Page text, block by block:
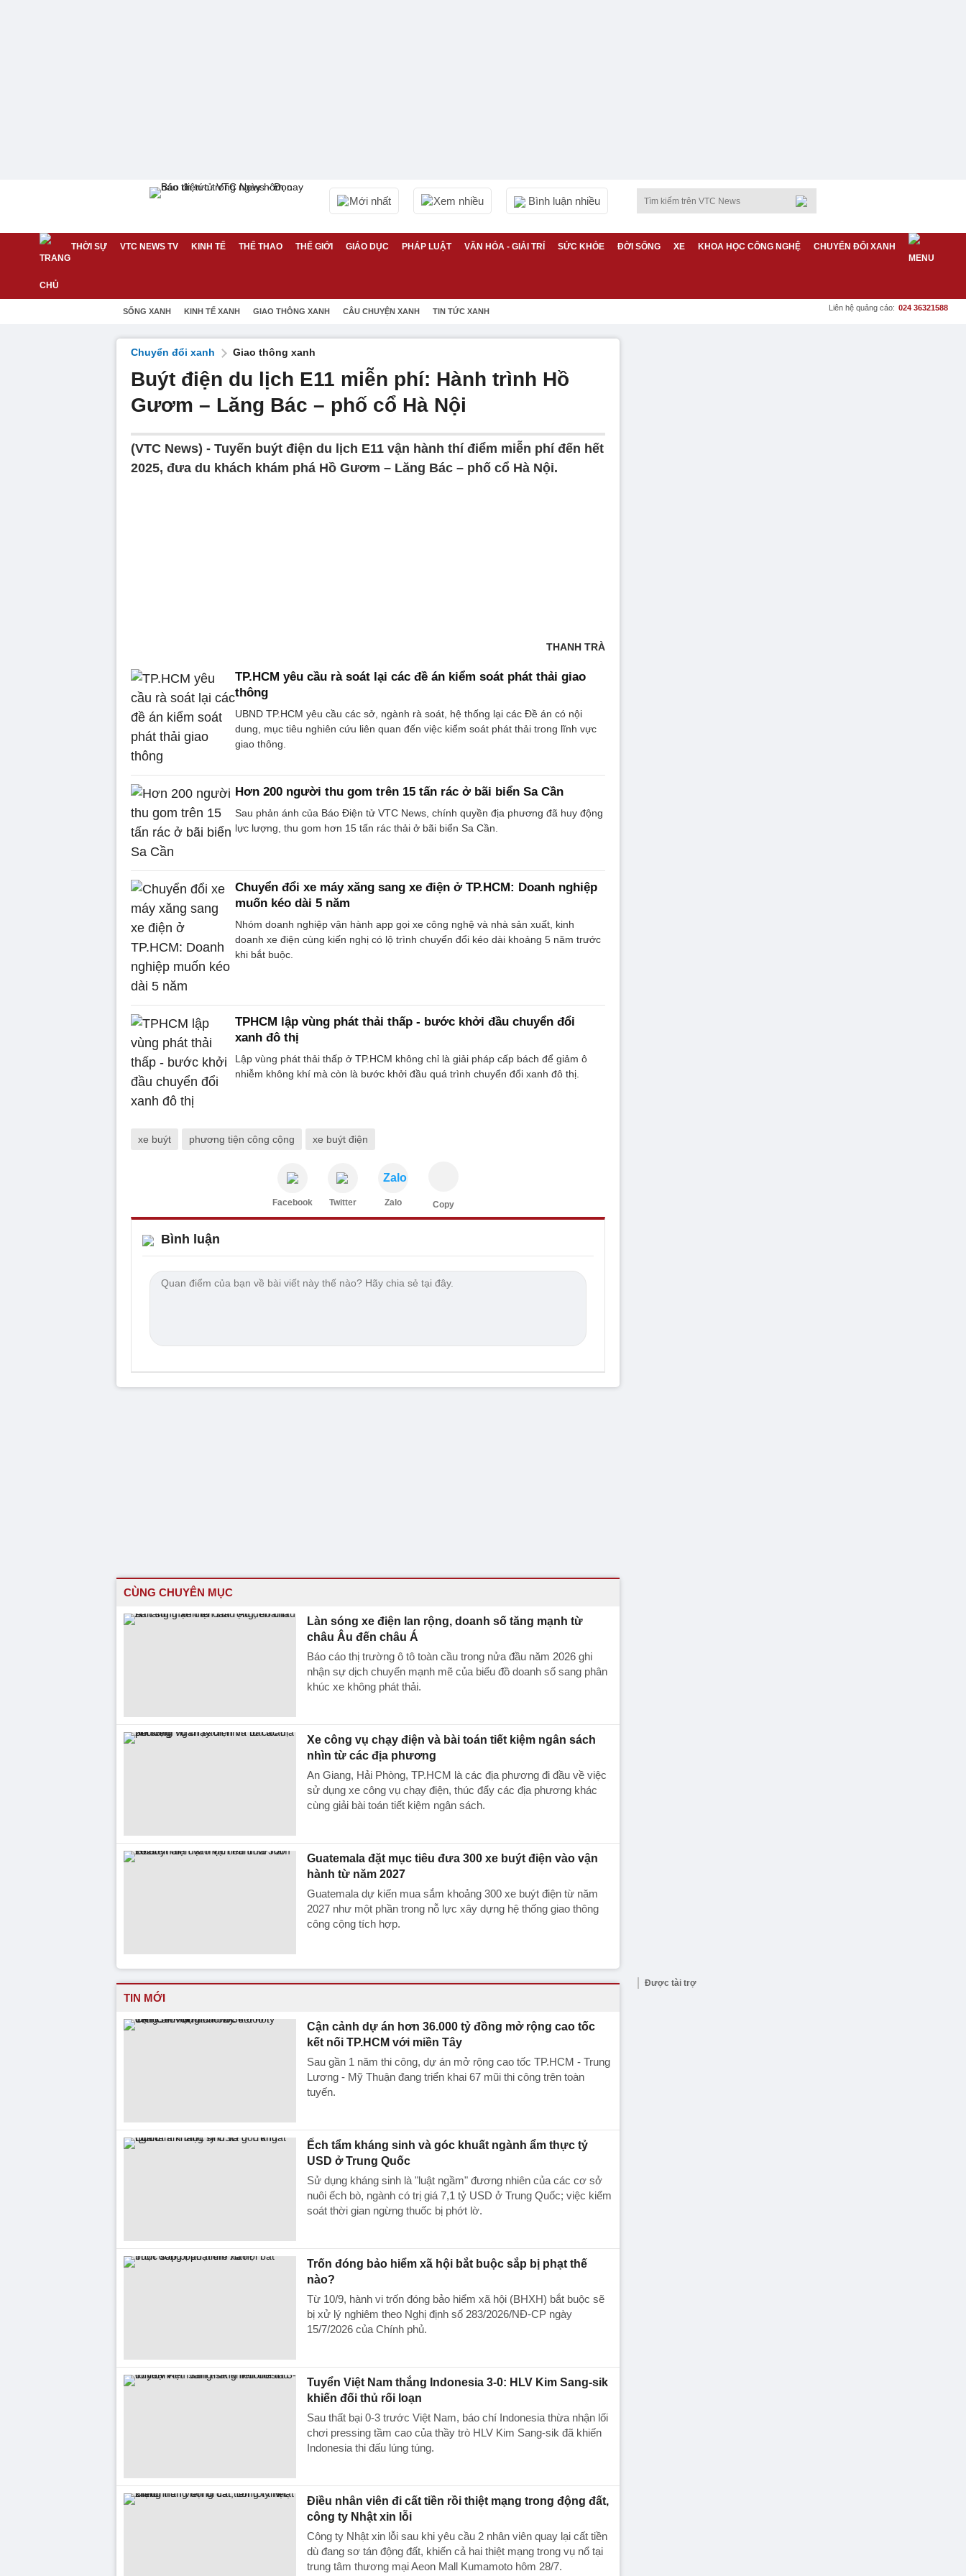
Mới nhất Xem nhiều Bình luận nhiều
THỜI SỰ VTC NEWS TV KINH TẾ THỂ THAO THẾ GIỚI GIÁO DỤC PHÁP LUẬT VĂN HÓA - GIẢI TRÍ SỨC KHỎE ĐỜI SỐNG XE KHOA HỌC CÔNG NGHỆ CHUYỂN ĐỔI XANH
SỐNG XANH KINH TẾ XANH GIAO THÔNG XANH CÂU CHUYỆN XANH TIN TỨC XANH Liên hệ quảng cáo: 024 36321588
Chuyển đổi xanh Giao thông xanh
Buýt điện du lịch E11 miễn phí: Hành trình Hồ
Gươm – Lăng Bác – phố cổ Hà Nội
(VTC News) - Tuyến buýt điện du lịch E11 vận hành thí điểm miễn phí đến hết
2025, đưa du khách khám phá Hồ Gươm – Lăng Bác – phố cổ Hà Nội.
THANH TRÀ
TP.HCM yêu cầu rà soát lại các đề án kiểm soát phát thải giao
thông
UBND TP.HCM yêu cầu các sở, ngành rà soát, hệ thống lại các Đề án có nội
dung, mục tiêu nghiên cứu liên quan đến việc kiểm soát phát thải trong lĩnh vực
giao thông.
Hơn 200 người thu gom trên 15 tấn rác ở bãi biển Sa Cần
Sau phản ánh của Báo Điện tử VTC News, chính quyền địa phương đã huy động
lực lượng, thu gom hơn 15 tấn rác thải ở bãi biển Sa Cần.
Chuyển đổi xe máy xăng sang xe điện ở TP.HCM: Doanh nghiệp
muốn kéo dài 5 năm
Nhóm doanh nghiệp vận hành app gọi xe công nghệ và nhà sản xuất, kinh
doanh xe điện cùng kiến nghị có lộ trình chuyển đổi kéo dài khoảng 5 năm trước
khi bắt buộc.
TPHCM lập vùng phát thải thấp - bước khởi đầu chuyển đổi
xanh đô thị
Lập vùng phát thải thấp ở TP.HCM không chỉ là giải pháp cấp bách để giảm ô
nhiễm không khí mà còn là bước khởi đầu quá trình chuyển đổi xanh đô thị.
xe buýt phương tiện công cộng xe buýt điện
Facebook Twitter
Zalo
Zalo Copy
Bình luận
CÙNG CHUYÊN MỤC
Làn sóng xe điện lan rộng, doanh số tăng mạnh từ
châu Âu đến châu Á
Báo cáo thị trường ô tô toàn cầu trong nửa đầu năm 2026 ghi
nhận sự dịch chuyển mạnh mẽ của biểu đồ doanh số sang phân
khúc xe không phát thải.
Xe công vụ chạy điện và bài toán tiết kiệm ngân sách
nhìn từ các địa phương
An Giang, Hải Phòng, TP.HCM là các địa phương đi đầu về việc
sử dụng xe công vụ chạy điện, thúc đẩy các địa phương khác
cùng giải bài toán tiết kiệm ngân sách.
Guatemala đặt mục tiêu đưa 300 xe buýt điện vào vận
hành từ năm 2027
Guatemala dự kiến mua sắm khoảng 300 xe buýt điện từ năm
2027 như một phần trong nỗ lực xây dựng hệ thống giao thông
công cộng tích hợp.
TIN MỚI
Cận cảnh dự án hơn 36.000 tỷ đồng mở rộng cao tốc
kết nối TP.HCM với miền Tây
Sau gần 1 năm thi công, dự án mở rộng cao tốc TP.HCM - Trung
Lương - Mỹ Thuận đang triển khai 67 mũi thi công trên toàn
tuyến.
Ếch tẩm kháng sinh và góc khuất ngành ẩm thực tỷ
USD ở Trung Quốc
Sử dụng kháng sinh là "luật ngầm" đương nhiên của các cơ sở
nuôi ếch bò, ngành có trị giá 7,1 tỷ USD ở Trung Quốc; việc kiểm
soát thời gian ngừng thuốc bị phớt lờ.
Trốn đóng bảo hiểm xã hội bắt buộc sắp bị phạt thế
nào?
Từ 10/9, hành vi trốn đóng bảo hiểm xã hội (BHXH) bắt buộc sẽ
bị xử lý nghiêm theo Nghị định số 283/2026/NĐ-CP ngày
15/7/2026 của Chính phủ.
Tuyển Việt Nam thắng Indonesia 3-0: HLV Kim Sang-sik
khiến đối thủ rối loạn
Sau thất bại 0-3 trước Việt Nam, báo chí Indonesia thừa nhận lối
chơi pressing tầm cao của thầy trò HLV Kim Sang-sik đã khiến
Indonesia thi đấu lúng túng.
Điều nhân viên đi cất tiền rồi thiệt mạng trong động đất,
công ty Nhật xin lỗi
Công ty Nhật xin lỗi sau khi yêu cầu 2 nhân viên quay lại cất tiền
dù đang sơ tán động đất, khiến cả hai thiệt mạng trong vụ nổ tại
trung tâm thương mại Aeon Mall Kumamoto hôm 28/7.
Được tài trợ